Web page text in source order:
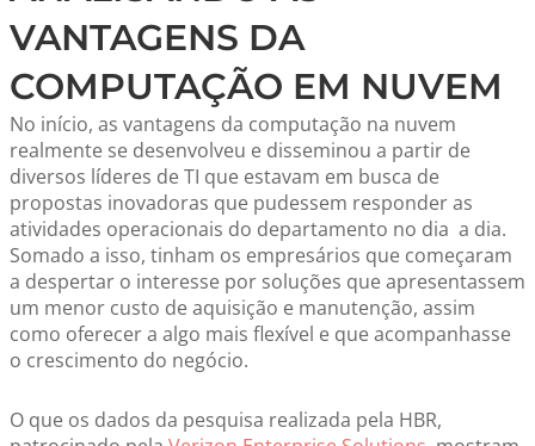
VANTAGENS DA
COMPUTAÇÃO EM NUVEM
No início, as vantagens da computação na nuvem
realmente se desenvolveu e disseminou a partir de
diversos líderes de TI que estavam em busca de
propostas inovadoras que pudessem responder as
atividades operacionais do departamento no dia a dia.
Somado a isso, tinham os empresários que começaram
a despertar o interesse por soluções que apresentassem
um menor custo de aquisição e manutenção, assim
como oferecer a algo mais flexível e que acompanhasse
o crescimento do negócio.
O que os dados da pesquisa realizada pela HBR,